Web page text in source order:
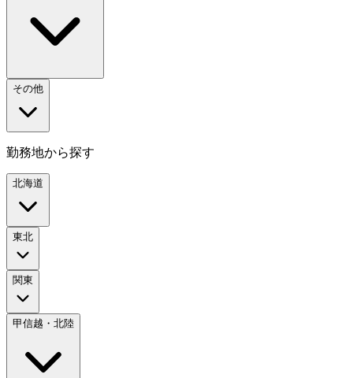
その他
勤務地から探す
北海道
東北
関東
甲信越・北陸